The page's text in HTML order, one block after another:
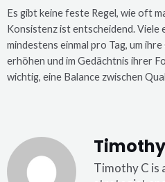
Es gibt keine feste Regel, wie oft
Konsistenz ist entscheidend.
mindestens einmal pro Tag, um
erhöhen und im Gedächtnis ihrer
wichtig, eine Balance zwischen
Timothy C is